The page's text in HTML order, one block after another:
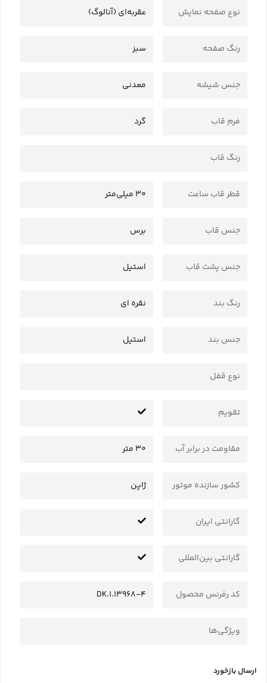
نوع صفحه نمایش عقربه‌ای (آنالوگ)
رنگ صفحه سبز
جنس شیشه معدنی
فرم قاب گرد
رنگ قاب
قطر قاب ساعت 30 میلی‌متر
جنس قاب برس
جنس پشت قاب استیل
رنگ بند نقره ای
جنس بند استیل
نوع قفل
تقویم
مقاومت در برابر آب 30 متر
کشور سازنده موتور ژاپن
گارانتی ایران
گارانتی بین‌المللی
کد رفرنس محصول DK.1.13968-4
ویژگی‌ها
ارسال بازخورد